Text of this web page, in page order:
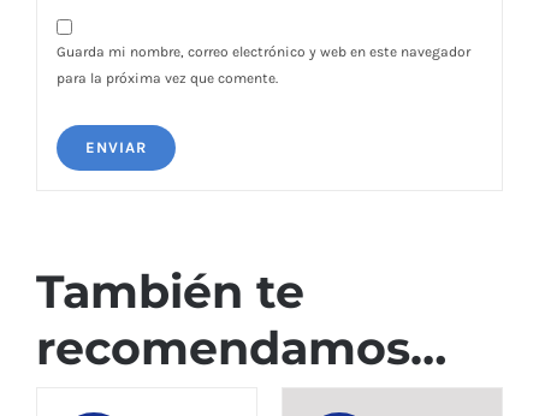
Guarda mi nombre, correo electrónico y web en este navegador
para la próxima vez que comente.
También te
recomendamos…